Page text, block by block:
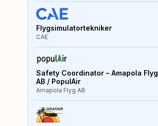
Flygsimulatortekniker
CAE
Safety Coordinator – Amapola Flyg
AB / PopulAir
Amapola Flyg AB